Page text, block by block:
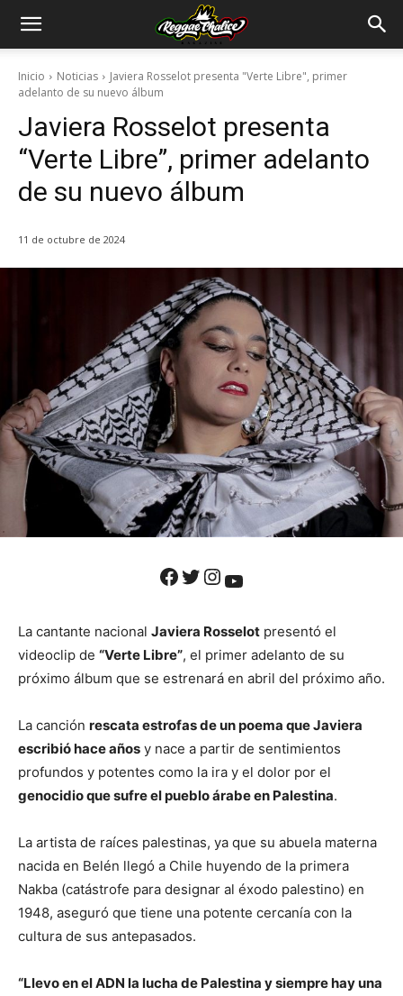
Inicio Noticias
Javiera Rosselot presenta "Verte Libre", primer
adelanto de su nuevo álbum
Javiera Rosselot presenta
“Verte Libre”, primer adelanto
de su nuevo álbum
11 de octubre de 2024
Facebook Twitter Instagram YouTube
La cantante nacional Javiera Rosselot presentó el
videoclip de “Verte Libre”, el primer adelanto de su
próximo álbum que se estrenará en abril del próximo año.
La canción rescata estrofas de un poema que Javiera
escribió hace años y nace a partir de sentimientos
profundos y potentes como la ira y el dolor por el
genocidio que sufre el pueblo árabe en Palestina.
La artista de raíces palestinas, ya que su abuela materna
nacida en Belén llegó a Chile huyendo de la primera
Nakba (catástrofe para designar al éxodo palestino) en
1948, aseguró que tiene una potente cercanía con la
cultura de sus antepasados.
“Llevo en el ADN la lucha de Palestina y siempre hay una